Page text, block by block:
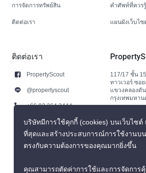
การจัดการทรัพย์สิน
ติดต่อเรา
คำศัพท์ที่ควร
แผนผังเว็บไซ
ติดต่อเรา
PropertyScout
@propertyscout
+66 92 264 3444
+66 92 264 3444
contact@propertyscout.co.th
117/17 ชั้น
ทาวเวอร์ ซอ
แขวงคลองตั
กรุงเทพมหา
บริษัทมีการใช้คุกกี้ (cookies) บนเว็บไซต์
ที่สุดและสร้างประสบการณ์การใช้งานบ
ตรงกับความต้องการของคุณมากยิ่งขึ้น
คุณสามารถตัดค่าการใช้และการจัดการ